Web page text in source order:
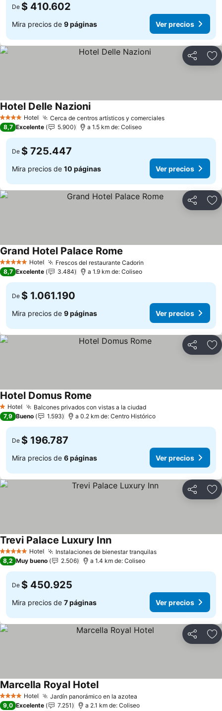
De $ 410.602
Mira precios de 9 páginas Ver precios
Compartir
4 EstrellasHotel Cerca de centros artísticos y comerciales
Hotel Delle Nazioni
8,7 Excelente 5.900 a 1.5 km de: Coliseo
De $ 725.447
Mira precios de 10 páginas Ver precios
Compartir
5 Estrellas Hotel Frescos del restaurante Cadorin
Grand Hotel Palace Rome
8,7 Excelente 3.484 a 1.9 km de: Coliseo
De $ 1.061.190
Mira precios de 9 páginas Ver precios
Compartir
1 Estrellas
Hotel Balcones privados con vistas a la ciudad
Hotel Domus Rome
7,9 Bueno 1.593 a 0.2 km de: Centro Histórico
De $ 196.787
Mira precios de 6 páginas Ver precios
Compartir
5 Estrellas Hotel Instalaciones de bienestar tranquilas
Trevi Palace Luxury Inn
8,2 Muy bueno 2.506 a 1.4 km de: Coliseo
De $ 450.925
Mira precios de 7 páginas Ver precios
Compartir
4 EstrellasHotel Jardín panorámico en la azotea
Marcella Royal Hotel
9,0 Excelente 7.251 a 2.1 km de: Coliseo